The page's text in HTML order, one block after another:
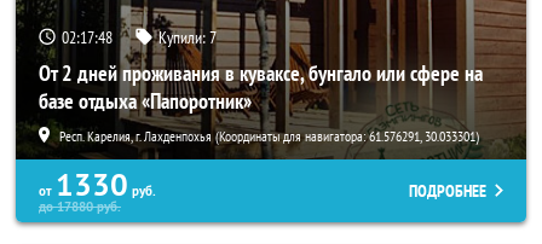
02:17:46 Купили:7
От 2 дней проживания в куваксе, бунгало или сфере на
базе отдыха «Папоротник»
Респ. Карелия, г. Лахденпохья (Координаты для навигатора: 61.576291, 30.033301)
от 1330 руб.
до17880руб.
ПОДРОБНЕЕ